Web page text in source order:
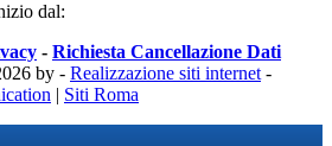
dal:
- Richiesta Cancellazione Dati
by - Realizzazione siti internet -
| Siti Roma